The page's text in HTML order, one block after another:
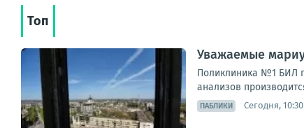
Топ
Уважаемые
Поликлиника №1 БИЛ
анализов
ПАБЛИКИ Сегодня, 10:30